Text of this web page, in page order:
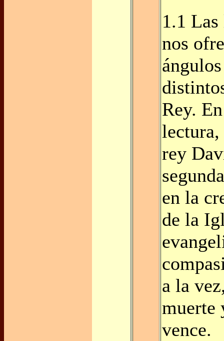
1.1
nos
Rey.
lectura,
rey
en la
de la
a la
muerte
vence.